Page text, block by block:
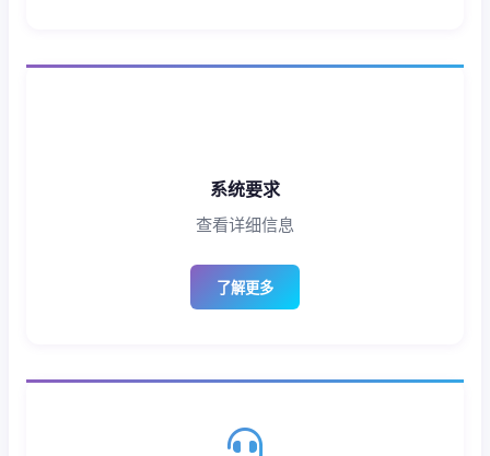
系统要求
查看详细信息
了解更多